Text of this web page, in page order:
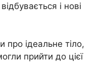
і нові
ідеальне тіло,
прийти до цієї